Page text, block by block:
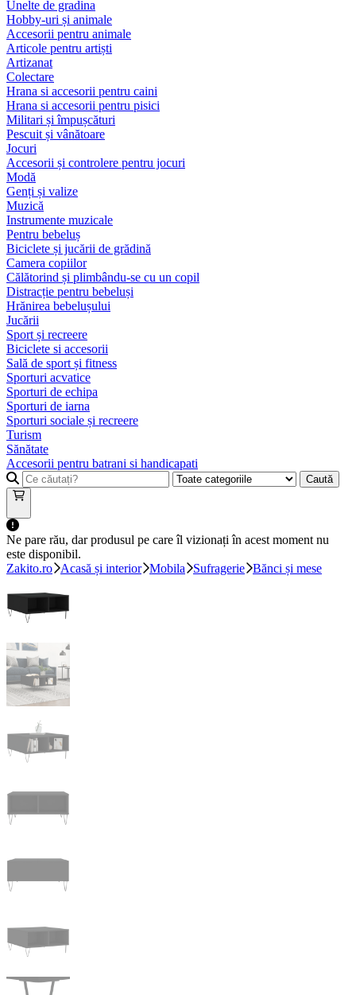
Unelte de gradina
Hobby-uri și animale
Accesorii pentru animale
Articole pentru artiști
Artizanat
Colectare
Hrana si accesorii pentru caini
Hrana si accesorii pentru pisici
Militari și împușcături
Pescuit și vânătoare
Jocuri
Accesorii și controlere pentru jocuri
Modă
Genți și valize
Muzică
Instrumente muzicale
Pentru bebeluș
Biciclete și jucării de grădină
Camera copiilor
Călătorind și plimbându-se cu un copil
Distracție pentru bebeluși
Hrănirea bebelușului
Jucării
Sport și recreere
Biciclete si accesorii
Sală de sport și fitness
Sporturi acvatice
Sporturi de echipa
Sporturi de iarna
Sporturi sociale și recreere
Turism
Sănătate
Accesorii pentru batrani si handicapati
Caută
Ne pare rău, dar produsul pe care îl vizionați în acest moment nu
este disponibil.
Zakito.ro
Acasă și interior Mobila Sufragerie Bănci și mese